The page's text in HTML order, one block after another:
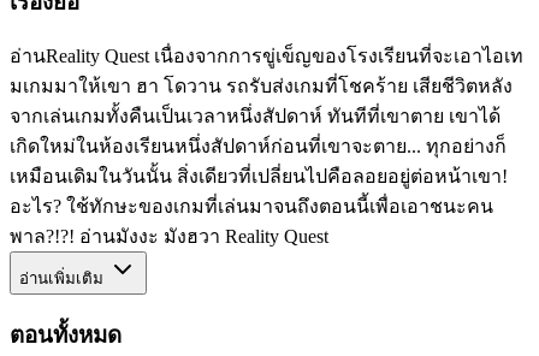
อ่านReality Quest เนื่องจากการขู่เข็ญของโรงเรียนที่จะเอาไอเท
มเกมมาให้เขา ฮา โดวาน รถรับส่งเกมที่โชคร้าย เสียชีวิตหลัง
จากเล่นเกมทั้งคืนเป็นเวลาหนึ่งสัปดาห์ ทันทีที่เขาตาย เขาได้
เกิดใหม่ในห้องเรียนหนึ่งสัปดาห์ก่อนที่เขาจะตาย... ทุกอย่างก็
เหมือนเดิมในวันนั้น สิ่งเดียวที่เปลี่ยนไปคือลอยอยู่ต่อหน้าเขา!
อะไร? ใช้ทักษะของเกมที่เล่นมาจนถึงตอนนี้เพื่อเอาชนะคน
พาล?!?! อ่านมังงะ มังฮวา Reality Quest
อ่านเพิ่มเติม
ตอนทั้งหมด